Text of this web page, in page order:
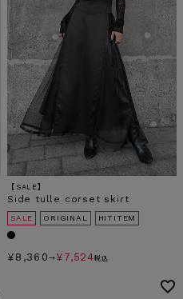
【SALE】
Side tulle corset skirt
SALE ORIGINAL HITITEM
¥ 8,360 → ¥ 7,524税込